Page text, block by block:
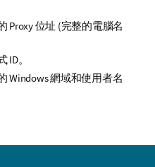
Proxy 位址 (完整的電腦名
ID。
Windows 網域和使用者名